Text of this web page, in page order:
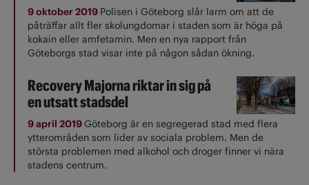
9 oktober 2019 Polisen i Göteborg slår larm om att de
påträffar allt fler skolungdomar i staden som är höga på
kokain eller amfetamin. Men en nya rapport från
Göteborgs stad visar inte på någon sådan ökning.
Recovery Majorna riktar in sig på
en utsatt stadsdel
9 april 2019 Göteborg är en segregerad stad med flera
ytterområden som lider av sociala problem. Men de
största problemen med alkohol och droger finner vi nära
stadens centrum.